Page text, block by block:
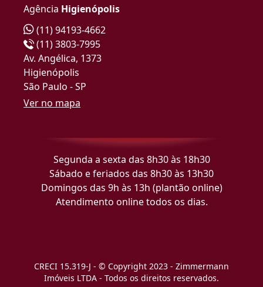
Agência Higienópolis
(11) 94193-4662
(11) 3803-7995
Av. Angélica, 1373
Higienópolis
São Paulo - SP
Ver no mapa
Segunda a sexta das 8h30 às 18h30
Sábado e feriados das 8h30 às 13h30
Domingos das 9h às 13h (plantão online)
Atendimento online todos os dias.
CRECI 15.319-J - © Copyright 2023 - Zimmermann
Imóveis LTDA - Todos os direitos reservados.